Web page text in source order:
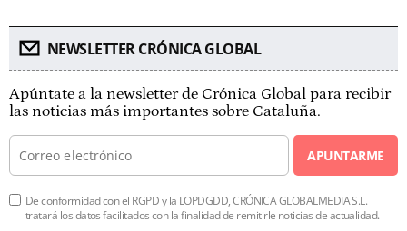
NEWSLETTER CRÓNICA GLOBAL
Apúntate a la newsletter de Crónica Global para recibir
las noticias más importantes sobre Cataluña.
APUNTARME
De conformidad con el RGPD y la LOPDGDD, CRÓNICA GLOBALMEDIA S.L.
tratará los datos facilitados con la finalidad de remitirle noticias de actualidad.